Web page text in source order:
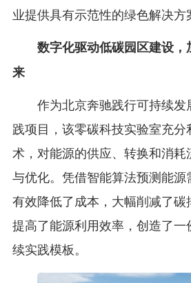
业提供具有示范性的绿色解决方
数字化驱动低碳园区建设
来
作为北京奔驰践行可持续
践项目，该零碳科技实验室充分
术，对能源的供应、转换和消
与优化。凭借智能算法预测能源
有效降低了成本，大幅削减了
提高了能源利用效率，创造了一
续实践模板。